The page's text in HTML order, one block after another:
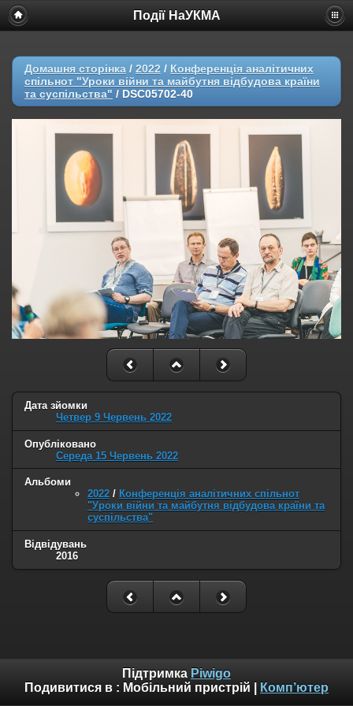
Події НаУКМА
Домашня сторінка / 2022 / Конференція аналітичних
спільнот "Уроки війни та майбутня відбудова країни
та суспільства" / DSC05702-40
Дата зйомки
Четвер 9 Червень 2022
Опубліковано
Середа 15 Червень 2022
Альбоми
2022 / Конференція аналітичних спільнот
"Уроки війни та майбутня відбудова країни та
суспільства"
Відвідувань
2016
Підтримка Piwigo
Подивитися в : Мобільний пристрій Комп’ютер